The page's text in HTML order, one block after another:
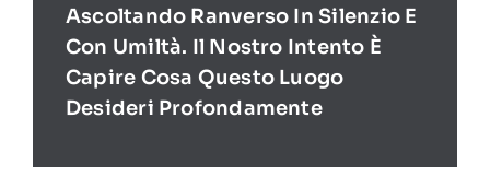
Ascoltando Ranverso In Silenzio E
Con Umiltà. Il Nostro Intento È
Capire Cosa Questo Luogo
Desideri Profondamente